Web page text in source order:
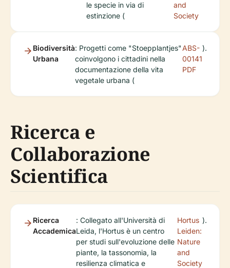
le specie in via di
estinzione (
and
Society
Biodiversità
Urbana
: Progetti come "Stoepplantjes"
coinvolgono i cittadini nella
documentazione della vita
vegetale urbana (
ABS-
00141
PDF
).
Ricerca e
Collaborazione
Scientifica
Ricerca
Accademica
: Collegato all'Università di
Leida, l'Hortus è un centro
per studi sull'evoluzione delle
piante, la tassonomia, la
resilienza climatica e
Hortus
Leiden:
Nature
and
Society
).